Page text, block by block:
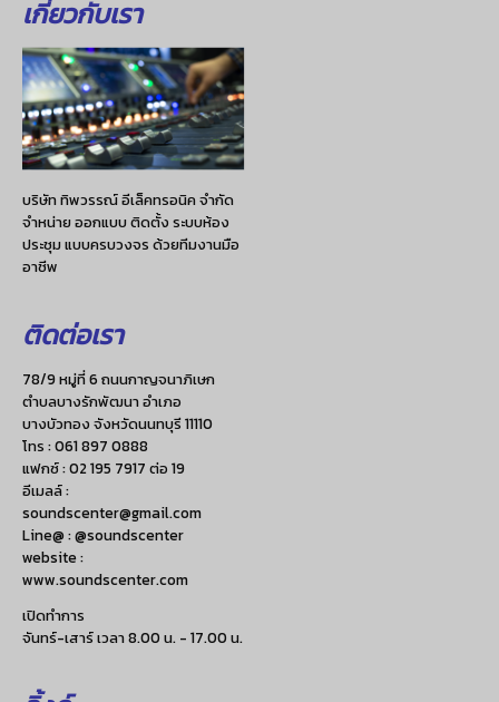
เกี่ยวกับเรา
บริษัท ทิพวรรณ์ อีเล็คทรอนิค จำกัด
จำหน่าย ออกแบบ ติดตั้ง ระบบห้อง
ประชุม แบบครบวงจร ด้วยทีมงานมือ
อาชีพ
ติดต่อเรา
78/9 หมู่ที่ 6 ถนนกาญจนาภิเษก
ตำบลบางรักพัฒนา อำเภอ
บางบัวทอง จังหวัดนนทบุรี 11110
โทร :061 897 0888
แฟกซ์ :02 195 7917 ต่อ 19
อีเมลล์ :
soundscenter@gmail.com
Line@ : @soundscenter
website :
www.soundscenter.com
เปิดทำการ
จันทร์-เสาร์ เวลา 8.00 น. - 17.00 น.